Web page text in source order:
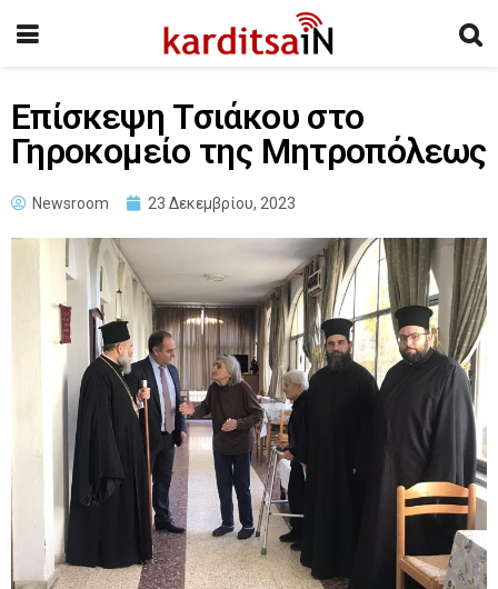
Επίσκεψη Τσιάκου στο
Γηροκομείο της Μητροπόλεως
Newsroom 23 Δεκεμβρίου, 2023